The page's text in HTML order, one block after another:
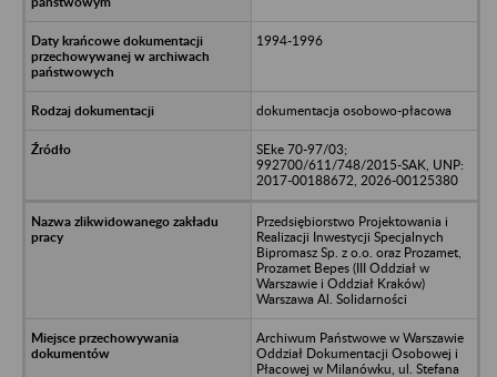
1994-1996
dokumentacja osobowo-płacowa
SEke 70-97/03;
992700/611/748/2015-SAK, UNP:
2017-00188672, 2026-00125380
Przedsiębiorstwo Projektowania i
Realizacji Inwestycji Specjalnych
Bipromasz Sp. z o.o. oraz Prozamet,
Prozamet Bepes (III Oddział w
Warszawie i Oddział Kraków)
Warszawa Al. Solidarności
Archiwum Państwowe w Warszawie
Oddział Dokumentacji Osobowej i
Płacowej w Milanówku, ul. Stefana